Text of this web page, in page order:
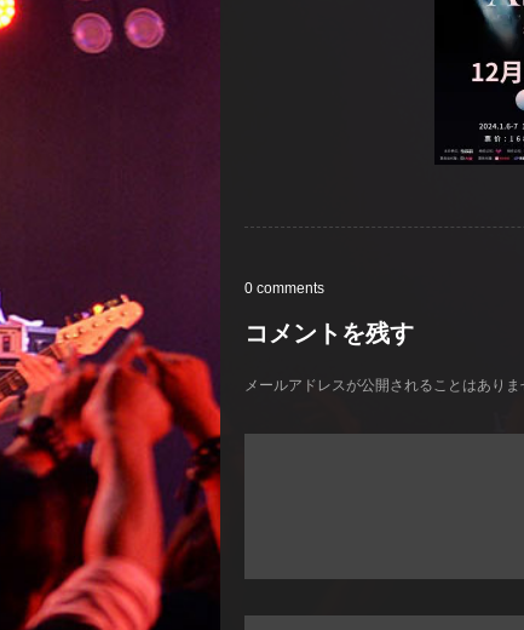
0 comments
コメントを残す
メールアドレスが公開されることはありま